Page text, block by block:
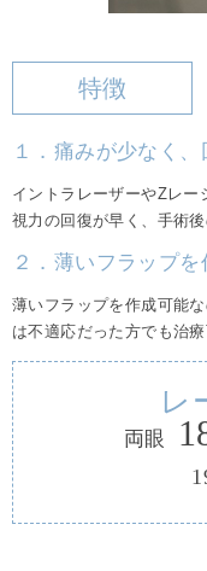
特徴
１．痛みが少なく、
イントラレーザーやZレー
視力の回復が早く、手術
２．薄いフラップを
薄いフラップを作成可能
は不適応だった方でも治療
レ
両眼